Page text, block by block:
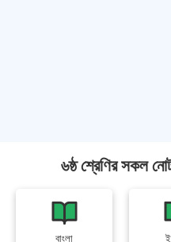
৬ষ্ঠ শ্রেণির সকল
বাংলা